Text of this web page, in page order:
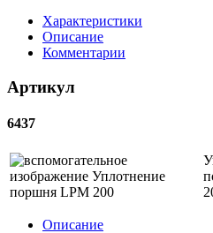
Характеристики
Описание
Комментарии
Артикул
6437
Описание